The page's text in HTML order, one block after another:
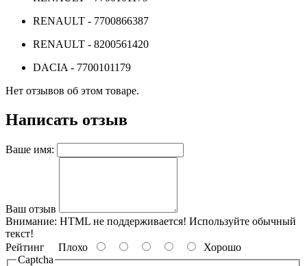
RENAULT - 7700866387
RENAULT - 8200561420
DACIA - 7700101179
Нет отзывов об этом товаре.
Написать отзыв
Ваше имя:
Ваш отзыв
Внимание: HTML не поддерживается! Используйте обычный
текст!
Рейтинг Плохо
Хорошо
Captcha